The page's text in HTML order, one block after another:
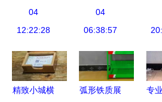
的完美融合
04
12:22:28
写美好未来
的文化产业
04
06:38:57
化
新
精致小城横
弧形铁质展
专